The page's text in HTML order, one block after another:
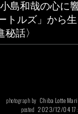
島和哉の心に
トルズ」から生
話〉
photograph by Chiba Lotte
posted 2023/12/04